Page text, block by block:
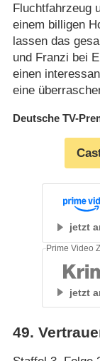
Fluchtfahrzeug
einem billigen
lassen das
und Franzi bei
einen
eine
Deutsche TV-
jetzt
jetzt
Prime Video
49.